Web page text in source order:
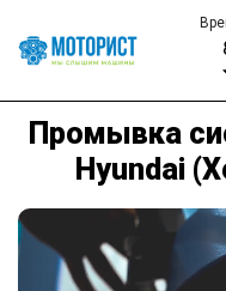
Промывка
Hyundai